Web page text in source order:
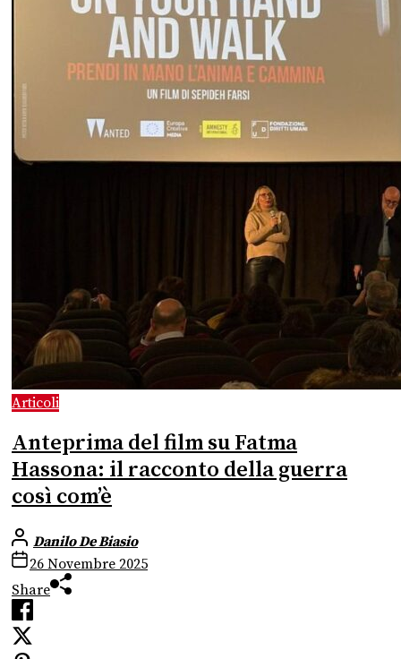
Articoli
Anteprima del film su Fatma
Hassona: il racconto della guerra
così com’è
Danilo De Biasio
26 Novembre 2025
Share